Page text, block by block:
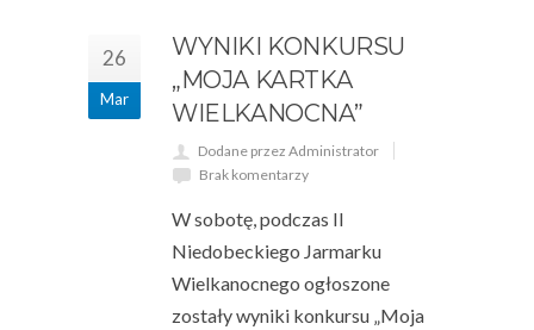
26
Mar
WYNIKI KONKURSU
„MOJA KARTKA
WIELKANOCNA”
Dodane przez Administrator
Brak komentarzy
W sobotę, podczas II
Niedobeckiego Jarmarku
Wielkanocnego ogłoszone
zostały wyniki konkursu „Moja